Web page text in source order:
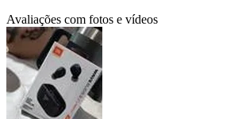
Avaliações com fotos e vídeos